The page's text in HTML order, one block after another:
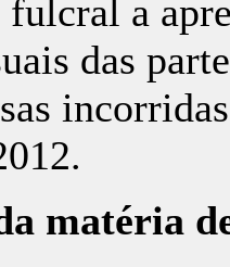
fulcral a
das
matéria